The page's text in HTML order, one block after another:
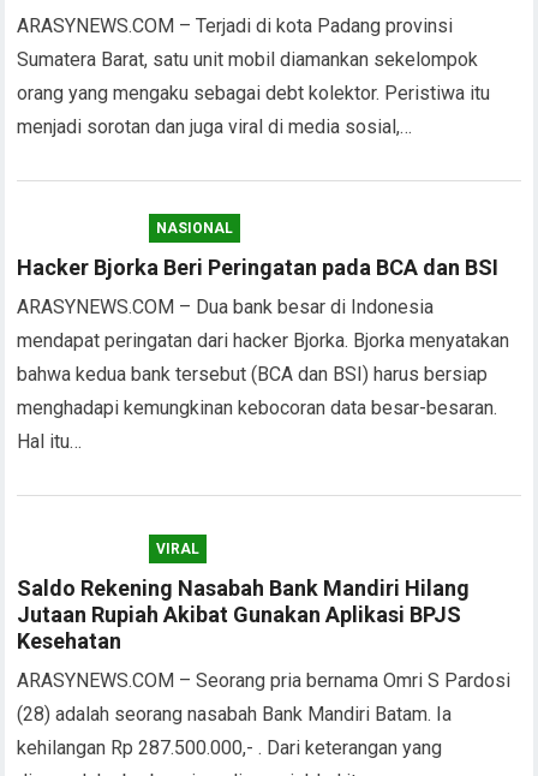
ARASYNEWS.COM – Terjadi di kota Padang provinsi
Sumatera Barat, satu unit mobil diamankan sekelompok
orang yang mengaku sebagai debt kolektor. Peristiwa itu
menjadi sorotan dan juga viral di media sosial,…
NASIONAL
Hacker Bjorka Beri Peringatan pada BCA dan BSI
ARASYNEWS.COM – Dua bank besar di Indonesia
mendapat peringatan dari hacker Bjorka. Bjorka menyatakan
bahwa kedua bank tersebut (BCA dan BSI) harus bersiap
menghadapi kemungkinan kebocoran data besar-besaran.
Hal itu…
VIRAL
Saldo Rekening Nasabah Bank Mandiri Hilang
Jutaan Rupiah Akibat Gunakan Aplikasi BPJS
Kesehatan
ARASYNEWS.COM – Seorang pria bernama Omri S Pardosi
(28) adalah seorang nasabah Bank Mandiri Batam. Ia
kehilangan Rp 287.500.000,- . Dari keterangan yang